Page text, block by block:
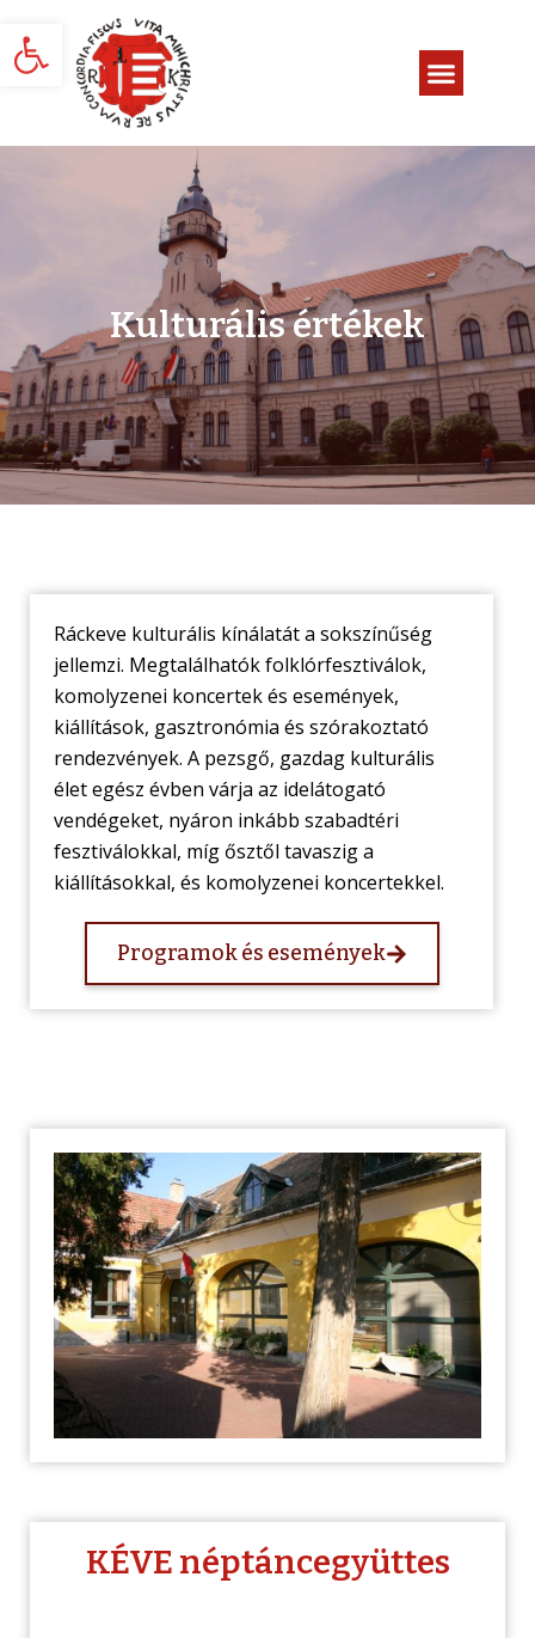
Eszköztár megnyitása
Kulturális értékek
Ráckeve kulturális kínálatát a sokszínűség
jellemzi. Megtalálhatók folklórfesztiválok,
komolyzenei koncertek és események,
kiállítások, gasztronómia és szórakoztató
rendezvények. A pezsgő, gazdag kulturális
élet egész évben várja az idelátogató
vendégeket, nyáron inkább szabadtéri
fesztiválokkal, míg ősztől tavaszig a
kiállításokkal, és komolyzenei koncertekkel.
Programok és események
KÉVE néptáncegyüttes